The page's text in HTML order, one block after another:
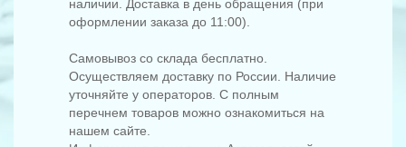
наличии. Доставка в день обращения (при
оформлении заказа до 11:00).
Самовывоз со склада бесплатно.
Осуществляем доставку по России. Наличие
уточняйте у операторов. С полным
перечнем товаров можно ознакомиться на
нашем сайте.